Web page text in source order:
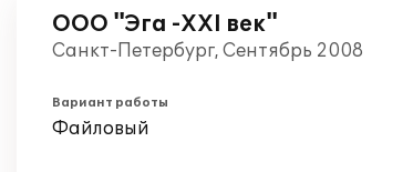
ООО "Эга -XXI век"
Санкт-Петербург, Сентябрь 2008
Вариант работы
Файловый